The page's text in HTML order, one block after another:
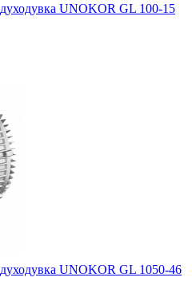
UNOKOR GL 100-15
UNOKOR GL 1050-46